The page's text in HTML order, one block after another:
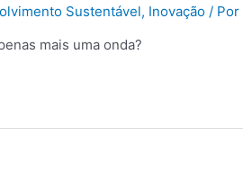
Sustentável, Inovação / Por
mais uma onda?